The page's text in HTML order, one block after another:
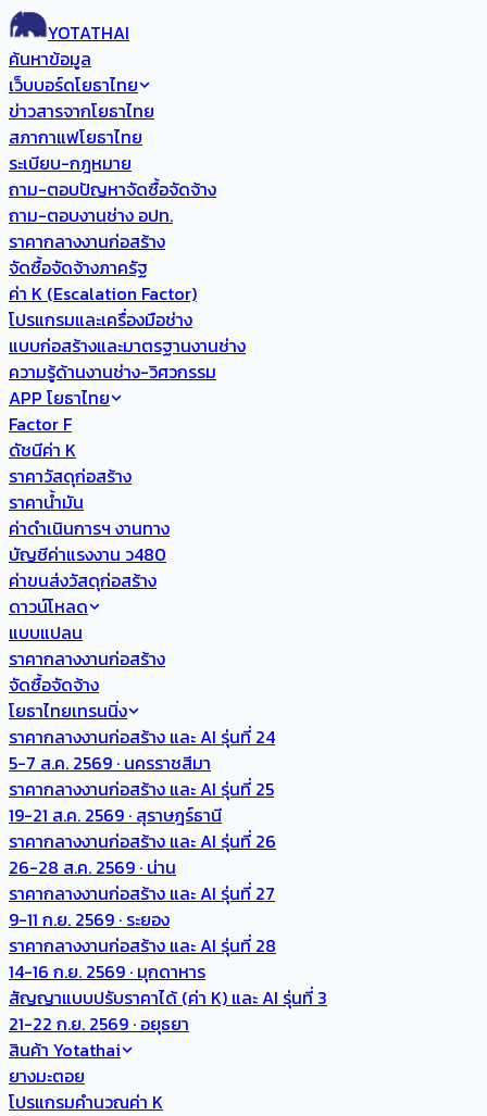
YOTATHAI
ค้นหาข้อมูล
เว็บบอร์ดโยธาไทย
ข่าวสารจากโยธาไทย
สภากาแฟโยธาไทย
ระเบียบ-กฎหมาย
ถาม-ตอบปัญหาจัดซื้อจัดจ้าง
ถาม-ตอบงานช่าง อปท.
ราคากลางงานก่อสร้าง
จัดซื้อจัดจ้างภาครัฐ
ค่า K (Escalation Factor)
โปรแกรมและเครื่องมือช่าง
แบบก่อสร้างและมาตรฐานงานช่าง
ความรู้ด้านงานช่าง-วิศวกรรม
APP โยธาไทย
Factor F
ดัชนีค่า K
ราคาวัสดุก่อสร้าง
ราคาน้ำมัน
ค่าดำเนินการฯ งานทาง
บัญชีค่าแรงงาน ว480
ค่าขนส่งวัสดุก่อสร้าง
ดาวน์โหลด
แบบแปลน
ราคากลางงานก่อสร้าง
จัดซื้อจัดจ้าง
โยธาไทยเทรนนิ่ง
ราคากลางงานก่อสร้าง และ AI รุ่นที่ 24
5-7 ส.ค. 2569 · นครราชสีมา
ราคากลางงานก่อสร้าง และ AI รุ่นที่ 25
19-21 ส.ค. 2569 · สุราษฎร์ธานี
ราคากลางงานก่อสร้าง และ AI รุ่นที่ 26
26-28 ส.ค. 2569 · น่าน
ราคากลางงานก่อสร้าง และ AI รุ่นที่ 27
9-11 ก.ย. 2569 · ระยอง
ราคากลางงานก่อสร้าง และ AI รุ่นที่ 28
14-16 ก.ย. 2569 · มุกดาหาร
สัญญาแบบปรับราคาได้ (ค่า K) และ AI รุ่นที่ 3
21-22 ก.ย. 2569 · อยุธยา
สินค้า Yotathai
ยางมะตอย
โปรแกรมคำนวณค่า K